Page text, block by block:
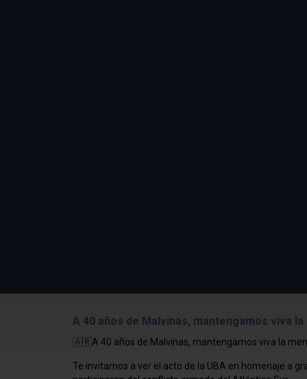
A 40 años de Malvinas, mantengamos viva
🇦🇷A 40 años de Malvinas, mantengamos viva la
Te invitamos a ver el acto de la UBA en homenaje a